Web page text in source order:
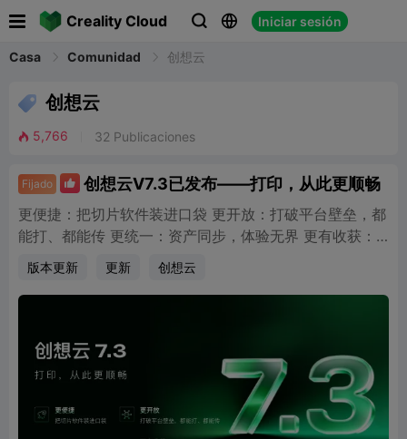
Creality Cloud   Iniciar sesión
Casa Comunidad 创想云
创想云
 5,766 32 Publicaciones
Fijado  创想云V7.3已发布——打印，从此更顺畅
更便捷：把切片软件装进口袋 更开放：打破平台壁垒，都
能打、都能传 更统一：资产同步，体验无界 更有收获：
签到升级，奖励翻倍，惊喜不停
版本更新 更新 创想云